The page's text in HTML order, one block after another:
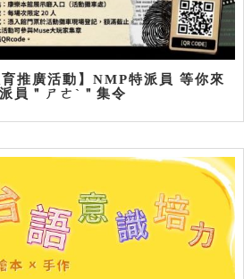
育推廣活動】NMP特派員 等你來
員＂ㄕㄜˋ＂集令